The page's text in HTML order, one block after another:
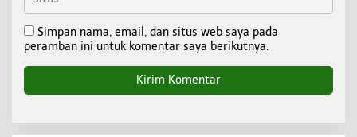
Simpan nama, email, dan situs web saya pada
peramban ini untuk komentar saya berikutnya.